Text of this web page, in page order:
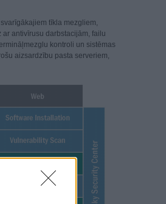
tīkla mezgliem,
ar antivīrusu darbstacijām, failu
kontroli un sistēmas
aizsardzību pasta serveriem,